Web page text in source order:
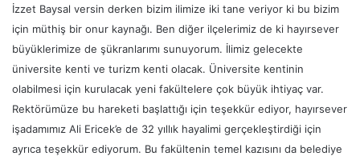
İzzet Baysal versin derken bizim ilimize iki tane veriyor ki bu bizim
için müthiş bir onur kaynağı. Ben diğer ilçelerimiz de ki hayırsever
büyüklerimize de şükranlarımı sunuyorum. İlimiz gelecekte
üniversite kenti ve turizm kenti olacak. Üniversite kentinin
olabilmesi için kurulacak yeni fakültelere çok büyük ihtiyaç var.
Rektörümüze bu hareketi başlattığı için teşekkür ediyor, hayırsever
işadamımız Ali Ericek’e de 32 yıllık hayalimi gerçekleştirdiği için
ayrıca teşekkür ediyorum. Bu fakültenin temel kazısını da belediye